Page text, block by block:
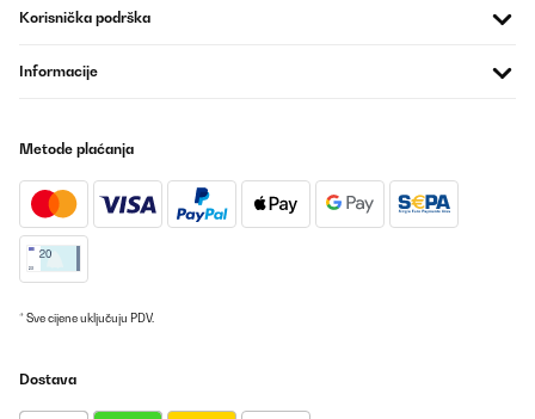
expected. The temperature of the coffee may vary slightly
depending on the environment, but we understand how
We would like to remind you that you have 14 days from receipt of
the product to return it if you are not satisfied. Once this period
has passed, the item is under warranty for 2 years.
can help you to check the functioning of the machine or manage
Thank you for your purchase and trust.
Korisnička podrška
Informacije
Metode plaćanja
* Sve cijene uključuju PDV.
Dostava